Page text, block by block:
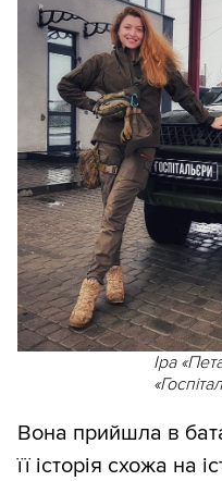
Іра
Вона прийшла в
її історія схожа на